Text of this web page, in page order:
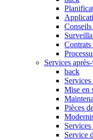
Services
back
Services
Mise en
Pièces
Service